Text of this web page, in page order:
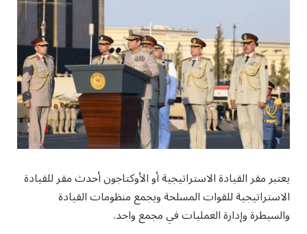
يعتبر مقر القيادة الاستراتيجية أو الأوكتاجون أحدث مقر للقيادة
الاستراتيجية للقوات المسلحة ويجمع منظومات القيادة
والسيطرة وإدارة العمليات في مجمع واحد.